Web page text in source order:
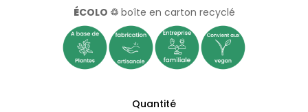
ÉCOLO ♲ boîte en carton recyclé
Quantité